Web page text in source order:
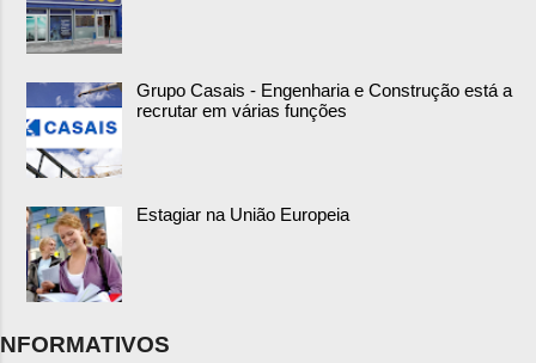
Grupo Casais - Engenharia e Construção está a
recrutar em várias funções
Estagiar na União Europeia
NFORMATIVOS